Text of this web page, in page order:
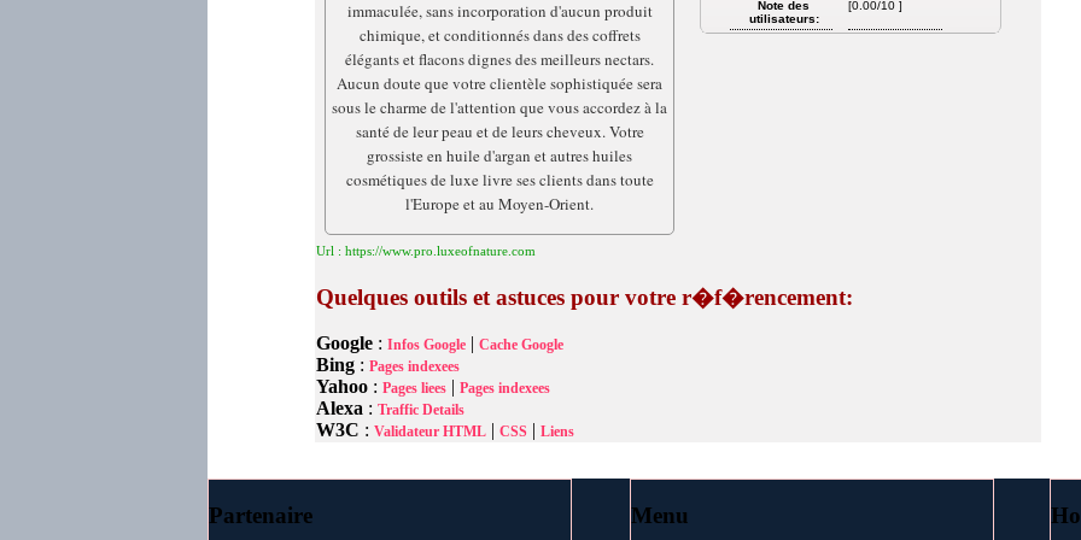
Note des
utilisateurs:
[0.00/10 ]
immaculée, sans incorporation d'aucun produit
chimique, et conditionnés dans des coffrets
élégants et flacons dignes des meilleurs nectars.
Aucun doute que votre clientèle sophistiquée sera
sous le charme de l'attention que vous accordez à la
santé de leur peau et de leurs cheveux. Votre
grossiste en huile d'argan et autres huiles
cosmétiques de luxe livre ses clients dans toute
l'Europe et au Moyen-Orient.
Url : https://www.pro.luxeofnature.com
Quelques outils et astuces pour votre r�f�rencement:
Google : Infos Google | Cache Google
Bing : Pages indexees
Yahoo : Pages liees | Pages indexees
Alexa : Traffic Details
W3C : Validateur HTML | CSS | Liens
Menu
Partenaire